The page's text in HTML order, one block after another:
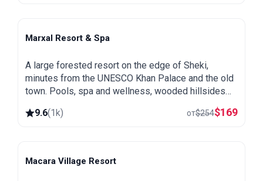
Sheki
Marxal Resort & Spa
A large forested resort on the edge of Sheki,
minutes from the UNESCO Khan Palace and the old
town. Pools, spa and wellness, wooded hillsides
and a great base for exploring northern Azerbaijan.
9.6(1k) от$254$169
Quba
Macara Village Resort